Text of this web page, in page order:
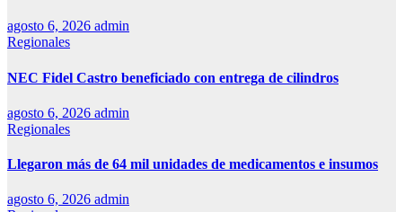
agosto 6, 2026 admin
Regionales
NEC Fidel Castro beneficiado con entrega de cilindros
agosto 6, 2026 admin
Regionales
Llegaron más de 64 mil unidades de medicamentos e insumos
agosto 6, 2026 admin